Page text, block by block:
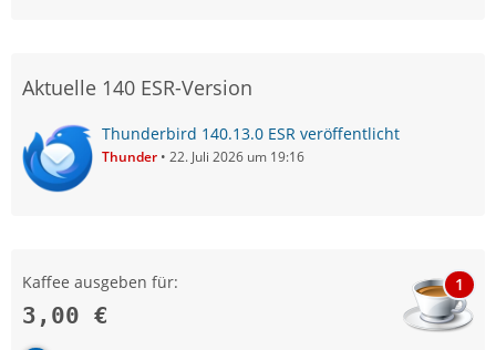
Aktuelle 140 ESR-Version
Thunderbird 140.13.0 ESR veröffentlicht
Thunder 22. Juli 2026 um 19:16
Kaffee ausgeben für:
3,00 €
1